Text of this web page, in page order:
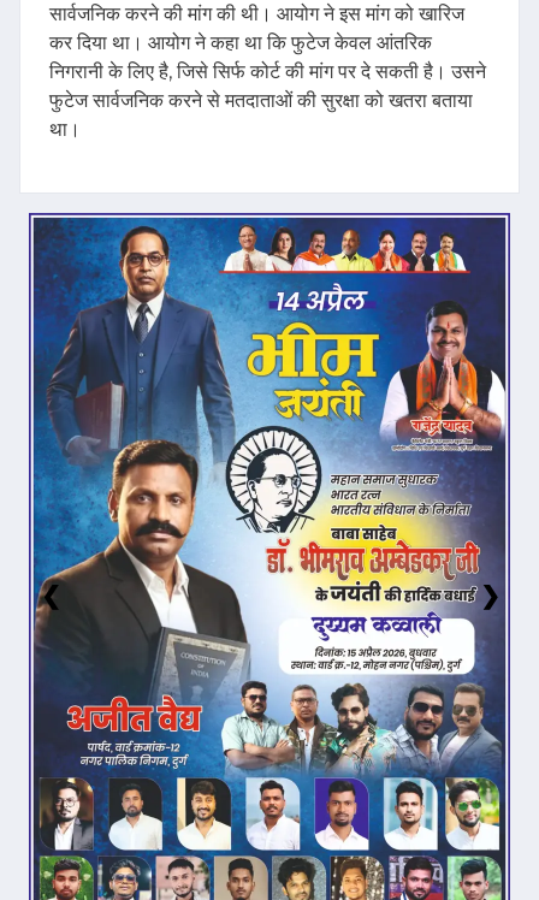
सार्वजनिक करने की मांग की थी। आयोग ने इस मांग को खारिज
कर दिया था। आयोग ने कहा था कि फुटेज केवल आंतरिक
निगरानी के लिए है, जिसे सिर्फ कोर्ट की मांग पर दे सकती है। उसने
फुटेज सार्वजनिक करने से मतदाताओं की सुरक्षा को खतरा बताया
था।
❮ ❯